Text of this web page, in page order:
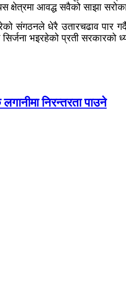
क्षेत्रमा आवद्ध सवैको साझा
संगठनले धेरै उतारचढाव पार
भइरहेको प्रती सरकारको
निरन्तरता पाउने